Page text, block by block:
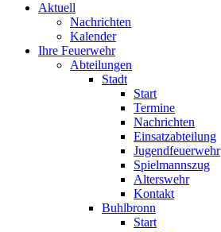
Aktuell
Nachrichten
Kalender
Ihre Feuerwehr
Abteilungen
Stadt
Start
Termine
Nachrichten
Einsatzabteilung
Jugendfeuerwehr
Spielmannszug
Alterswehr
Kontakt
Buhlbronn
Start